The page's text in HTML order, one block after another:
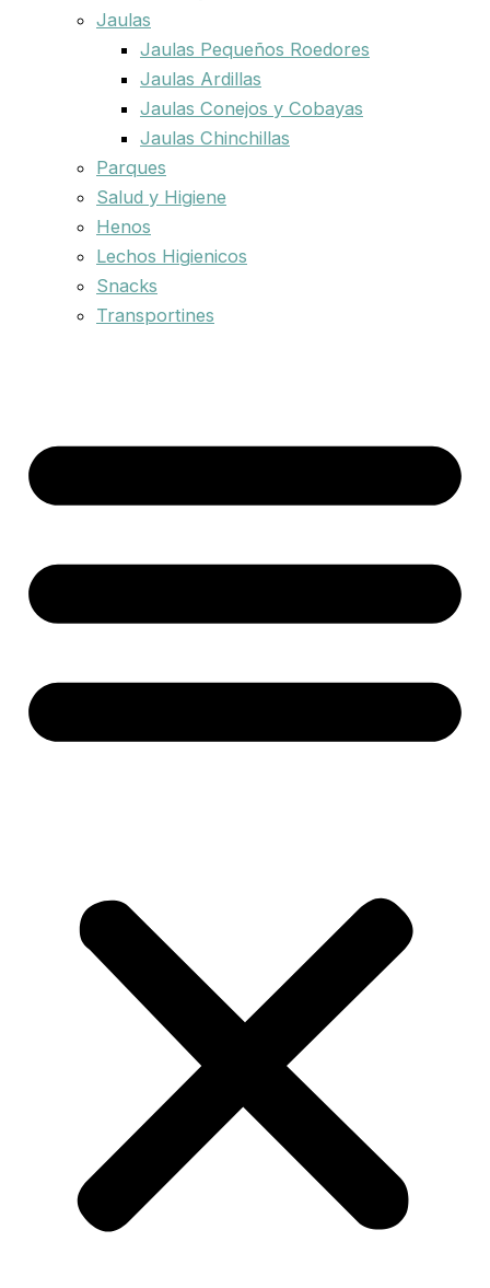
Jaulas
Jaulas Pequeños Roedores
Jaulas Ardillas
Jaulas Conejos y Cobayas
Jaulas Chinchillas
Parques
Salud y Higiene
Henos
Lechos Higienicos
Snacks
Transportines